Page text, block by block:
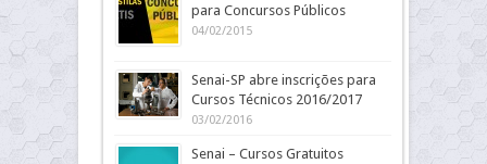
para Concursos Públicos
04/02/2015
Senai-SP abre inscrições para
Cursos Técnicos 2016/2017
03/02/2016
Senai – Cursos Gratuitos